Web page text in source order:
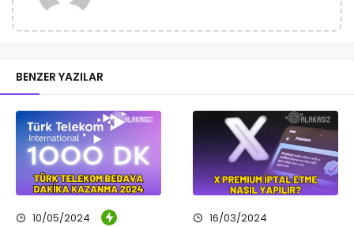
BENZER YAZILAR
10/05/2024 16/03/2024